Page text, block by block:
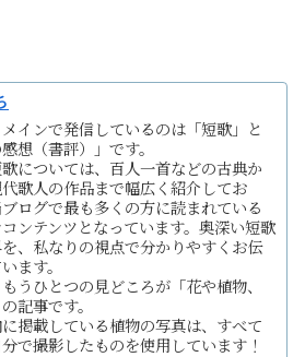
インで発信しているのは「短歌」と
感想（書評）」です。
については、百人一首などの古典か
代歌人の作品まで幅広く紹介してお
ブログで最も多くの方に読まれている
コンテンツとなっています。奥深い短歌
、私なりの視点で分かりやすくお伝
ます。
うひとつの見どころが「花や植物、
記事です。
掲載している植物の写真は、すべて
で撮影したものを使用しています！